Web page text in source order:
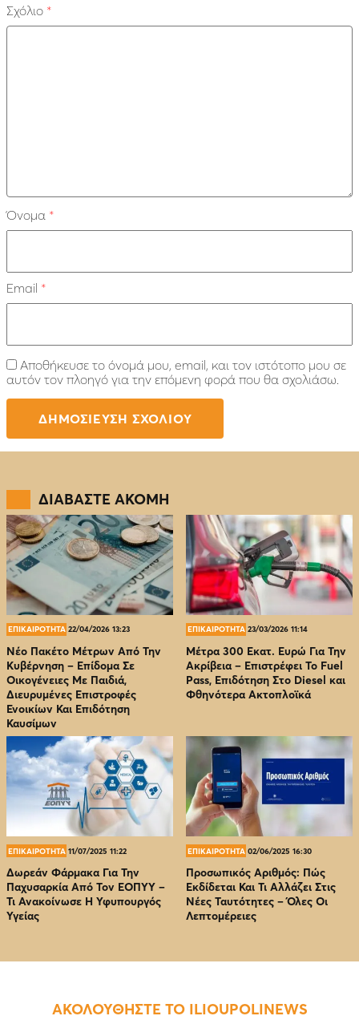
Σχόλιο *
Όνομα *
Email *
Αποθήκευσε το όνομά μου, email, και τον ιστότοπο μου σε
αυτόν τον πλοηγό για την επόμενη φορά που θα σχολιάσω.
ΔΙΑΒΑΣΤΕ ΑΚΟΜΗ
ΕΠΙΚΑΙΡΟΤΗΤΑ 22/04/2026 13:23
Νέο Πακέτο Μέτρων Από Την
Κυβέρνηση – Επίδομα Σε
Οικογένειες Με Παιδιά,
Διευρυμένες Επιστροφές
Ενοικίων Και Επιδότηση
Καυσίμων
ΕΠΙΚΑΙΡΟΤΗΤΑ 23/03/2026 11:14
Μέτρα 300 Εκατ. Ευρώ Για Την
Ακρίβεια – Επιστρέφει Το Fuel
Pass, Επιδότηση Στο Diesel και
Φθηνότερα Ακτοπλοϊκά
ΕΠΙΚΑΙΡΟΤΗΤΑ 11/07/2025 11:22
Δωρεάν Φάρμακα Για Την
Παχυσαρκία Από Τον EOΠΥΥ –
Τι Ανακοίνωσε Η Υφυπουργός
Υγείας
ΕΠΙΚΑΙΡΟΤΗΤΑ 02/06/2025 16:30
Προσωπικός Αριθμός: Πώς
Εκδίδεται Και Τι Αλλάζει Στις
Νέες Ταυτότητες – Όλες Οι
Λεπτομέρειες
ΑΚΟΛΟΥΘΗΣΤΕ ΤΟ ILIOUPOLINEWS